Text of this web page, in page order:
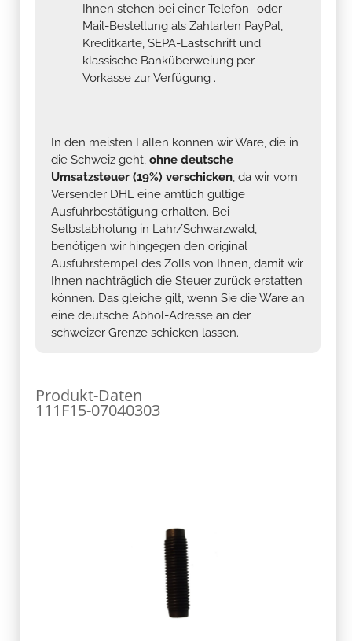
Ihnen stehen bei einer Telefon- oder
Mail-Bestellung als Zahlarten PayPal,
Kreditkarte, SEPA-Lastschrift und
klassische Banküberweiung per
Vorkasse zur Verfügung .
In den meisten Fällen können wir Ware, die in
die Schweiz geht, ohne deutsche
Umsatzsteuer (19%) verschicken, da wir vom
Versender DHL eine amtlich gültige
Ausfuhrbestätigung erhalten. Bei
Selbstabholung in Lahr/Schwarzwald,
benötigen wir hingegen den original
Ausfuhrstempel des Zolls von Ihnen, damit wir
Ihnen nachträglich die Steuer zurück erstatten
können. Das gleiche gilt, wenn Sie die Ware an
eine deutsche Abhol-Adresse an der
schweizer Grenze schicken lassen.
Produkt-Daten
111F15-07040303